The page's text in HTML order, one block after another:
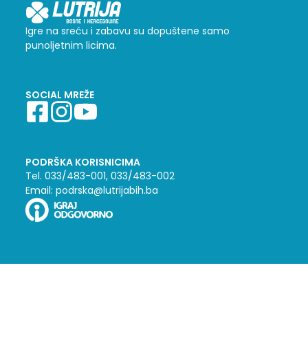
Igre na sreću i zabavu su dopuštene samo
punoljetnim licima.
SOCIAL MREŽE
PODRŠKA KORISNICIMA
Tel. 033/483-001, 033/483-002
Email: podrska@lutrijabih.ba